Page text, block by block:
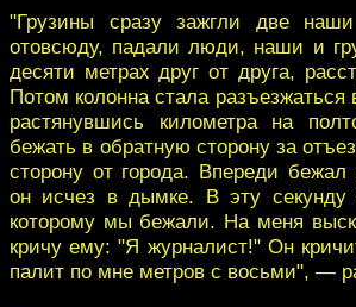
"Грузины сразу зажгли две
отовсюду, падали люди, наши и
десяти метрах друг от друга,
Потом колонна стала разъезжаться
растянувшись километра на
бежать в обратную сторону за
сторону от города. Впереди
он исчез в дымке. В эту секунду
которому мы бежали. На меня
кричу ему: "Я журналист!" Он
палит по мне метров с восьми", —